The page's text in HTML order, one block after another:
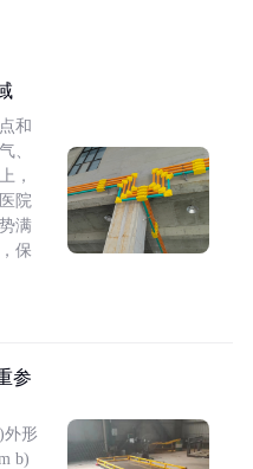
和
、
，
院
满
保
参
外形
b)